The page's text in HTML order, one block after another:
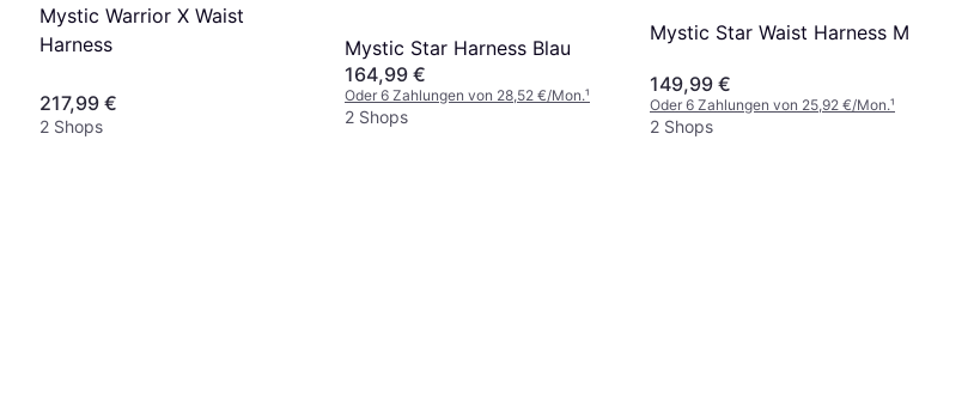
Mystic Warrior X Waist
Harness
217,99 €
2 Shops
Mystic Star Harness Blau
164,99 €
Oder 6 Zahlungen von 28,52 €/Mon.¹
2 Shops
Mystic Star Waist Harness M
149,99 €
Oder 6 Zahlungen von 25,92 €/Mon.¹
2 Shops